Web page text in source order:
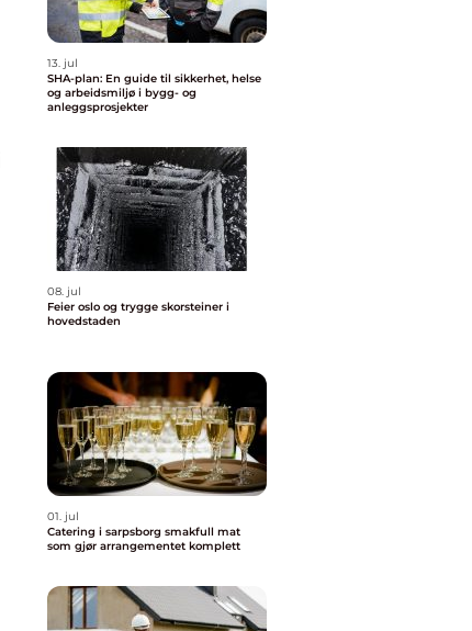
13. jul
SHA-plan: En guide til sikkerhet, helse
og arbeidsmiljø i bygg- og
anleggsprosjekter
08. jul
Feier oslo og trygge skorsteiner i
hovedstaden
01. jul
Catering i sarpsborg smakfull mat
som gjør arrangementet komplett